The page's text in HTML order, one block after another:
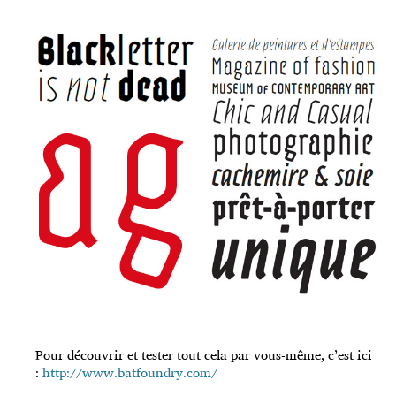
Pour découvrir et tester tout cela par vous-même, c’est ici
: http://www.batfoundry.com/